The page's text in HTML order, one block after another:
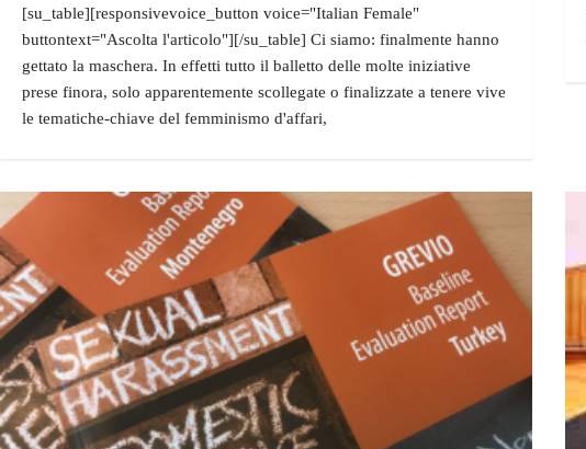
[su_table][responsivevoice_button voice="Italian Female"
buttontext="Ascolta l'articolo"][/su_table] Ci siamo: finalmente hanno
gettato la maschera. In effetti tutto il balletto delle molte iniziative
prese finora, solo apparentemente scollegate o finalizzate a tenere vive
le tematiche-chiave del femminismo d'affari,